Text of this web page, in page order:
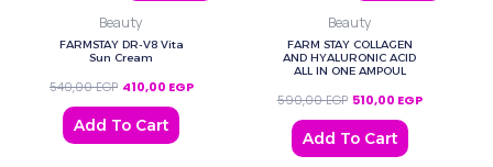
Beauty
FARMSTAY DR-V8 Vita
Sun Cream
540,00EGP 410,00 EGP
Add To Cart
Beauty
FARM STAY COLLAGEN
AND HYALURONIC ACID
ALL IN ONE AMPOUL
590,00EGP 510,00 EGP
Add To Cart